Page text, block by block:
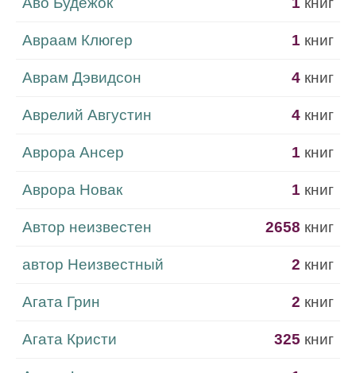
Авраам Клюгер 1 книг
Аврам Дэвидсон 4 книг
Аврелий Августин 4 книг
Аврора Ансер 1 книг
Аврора Новак 1 книг
Автор неизвестен 2658 книг
автор Неизвестный 2 книг
Агата Грин 2 книг
Агата Кристи 325 книг